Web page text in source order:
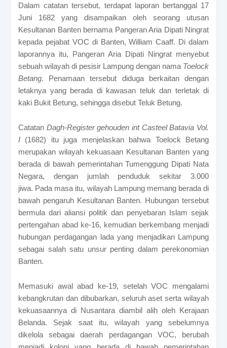
Dalam catatan tersebut, terdapat laporan bertanggal 17
Juni 1682 yang disampaikan oleh seorang utusan
Kesultanan Banten bernama Pangeran Aria Dipati Ningrat
kepada pejabat VOC di Banten, William Caaff. Di dalam
laporannya itu, Pangeran Aria Dipati Ningrat menyebut
sebuah wilayah di pesisir Lampung dengan nama Toelock
Betang. Penamaan tersebut diduga berkaitan dengan
letaknya yang berada di kawasan teluk dan terletak di
kaki Bukit Betung, sehingga disebut Teluk Betung.
Catatan Dagh-Register gehouden int Casteel Batavia Vol.
I (1682) itu juga menjelaskan
bahwa Toelock Betang
merupakan wilayah kekuasaan Kesultanan Banten yang
berada di bawah pemerintahan Tumenggung Dipati Nata
Negara, dengan jumlah penduduk sekitar 3.000
jiwa. Pada masa itu, wilayah Lampung memang berada di
bawah pengaruh Kesultanan Banten. Hubungan tersebut
bermula dari aliansi politik dan penyebaran Islam sejak
pertengahan abad ke-16, kemudian berkembang menjadi
hubungan perdagangan lada yang menjadikan Lampung
sebagai salah satu unsur penting dalam perekonomian
Banten.
Memasuki awal abad ke-19, setelah VOC mengalami
kebangkrutan dan dibubarkan, seluruh aset serta wilayah
kekuasaannya di Nusantara diambil alih oleh Kerajaan
Belanda. Sejak saat itu, wilayah yang sebelumnya
dikelola sebagai daerah perdagangan VOC, berubah